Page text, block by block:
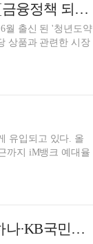
5000만원 모으는 '청년도약계좌' 성공한 정책 될까[금융정책 되짚기-1]
월 출신 된 '청년도약
상품과 관련한 시장
유입되고 있다. 올
까지 iM뱅크 예대율
엎치락뒤치락